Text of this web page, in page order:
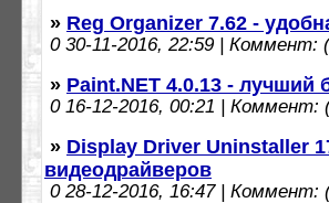
» Reg Organizer 7.62 -
030-11-2016, 22:59 | Коммент:
» Paint.NET 4.0.13 - лучший
016-12-2016, 00:21 | Коммент:
» Display Driver Uninstaller
видеодрайверов
028-12-2016, 16:47 | Коммент: